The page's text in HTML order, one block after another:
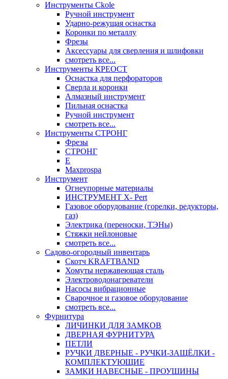
Инструменты Ckole
Ручной инструмент
Ударно‑режущая оснастка
Коронки по металлу
Фрезы
Аксессуары для сверления и шлифовки
смотреть все...
Инструменты КРЕОСТ
Оснастка для перфораторов
Сверла и коронки
Алмазный инструмент
Пильная оснастка
Ручной инструмент
смотреть все...
Инструменты СТРОНГ
Фрезы
СТРОНГ
Е
Maxprospa
Инструмент
Огнеупорные материалы
ИНСТРУМЕНТ X- Pert
Газовое оборудование (горелки, редукторы,
газ)
Электрика (переноски, ТЭНы)
Стяжки нейлоновые
смотреть все...
Садово-огородный инвентарь
Скотч KRAFTBAND
Хомуты нержавеющая сталь
Электроводонагреватели
Насосы вибрационные
Сварочное и газовое оборудование
смотреть все...
Фурнитура
ЛИЧИНКИ ДЛЯ ЗАМКОВ
ДВЕРНАЯ ФУРНИТУРА
ПЕТЛИ
РУЧКИ ДВЕРНЫЕ - РУЧКИ-ЗАЩЁЛКИ -
КОМПЛЕКТУЮЩИЕ
ЗАМКИ НАВЕСНЫЕ - ПРОУШИНЫ